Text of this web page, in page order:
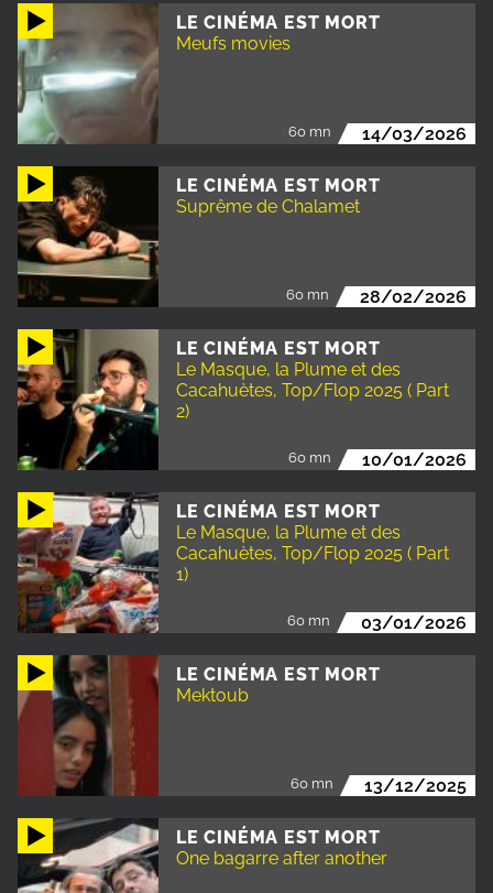
LE CINÉMA EST MORT
Meufs movies
60 mn 14/03/2026
LE CINÉMA EST MORT
Suprême de Chalamet
60 mn 28/02/2026
LE CINÉMA EST MORT
Le Masque, la Plume et des
Cacahuètes, Top/Flop 2025 ( Part
2)
60 mn 10/01/2026
LE CINÉMA EST MORT
Le Masque, la Plume et des
Cacahuètes, Top/Flop 2025 ( Part
1)
60 mn 03/01/2026
LE CINÉMA EST MORT
Mektoub
60 mn 13/12/2025
LE CINÉMA EST MORT
One bagarre after another